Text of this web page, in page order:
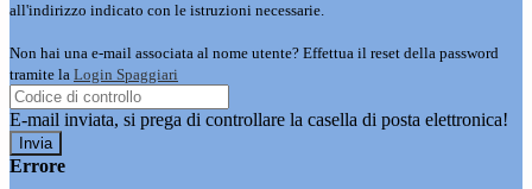
all'indirizzo indicato con le istruzioni necessarie.
Non hai una e-mail associata al nome utente? Effettua il reset della password
tramite la Login Spaggiari
E-mail inviata, si prega di controllare la casella di posta elettronica!
Errore